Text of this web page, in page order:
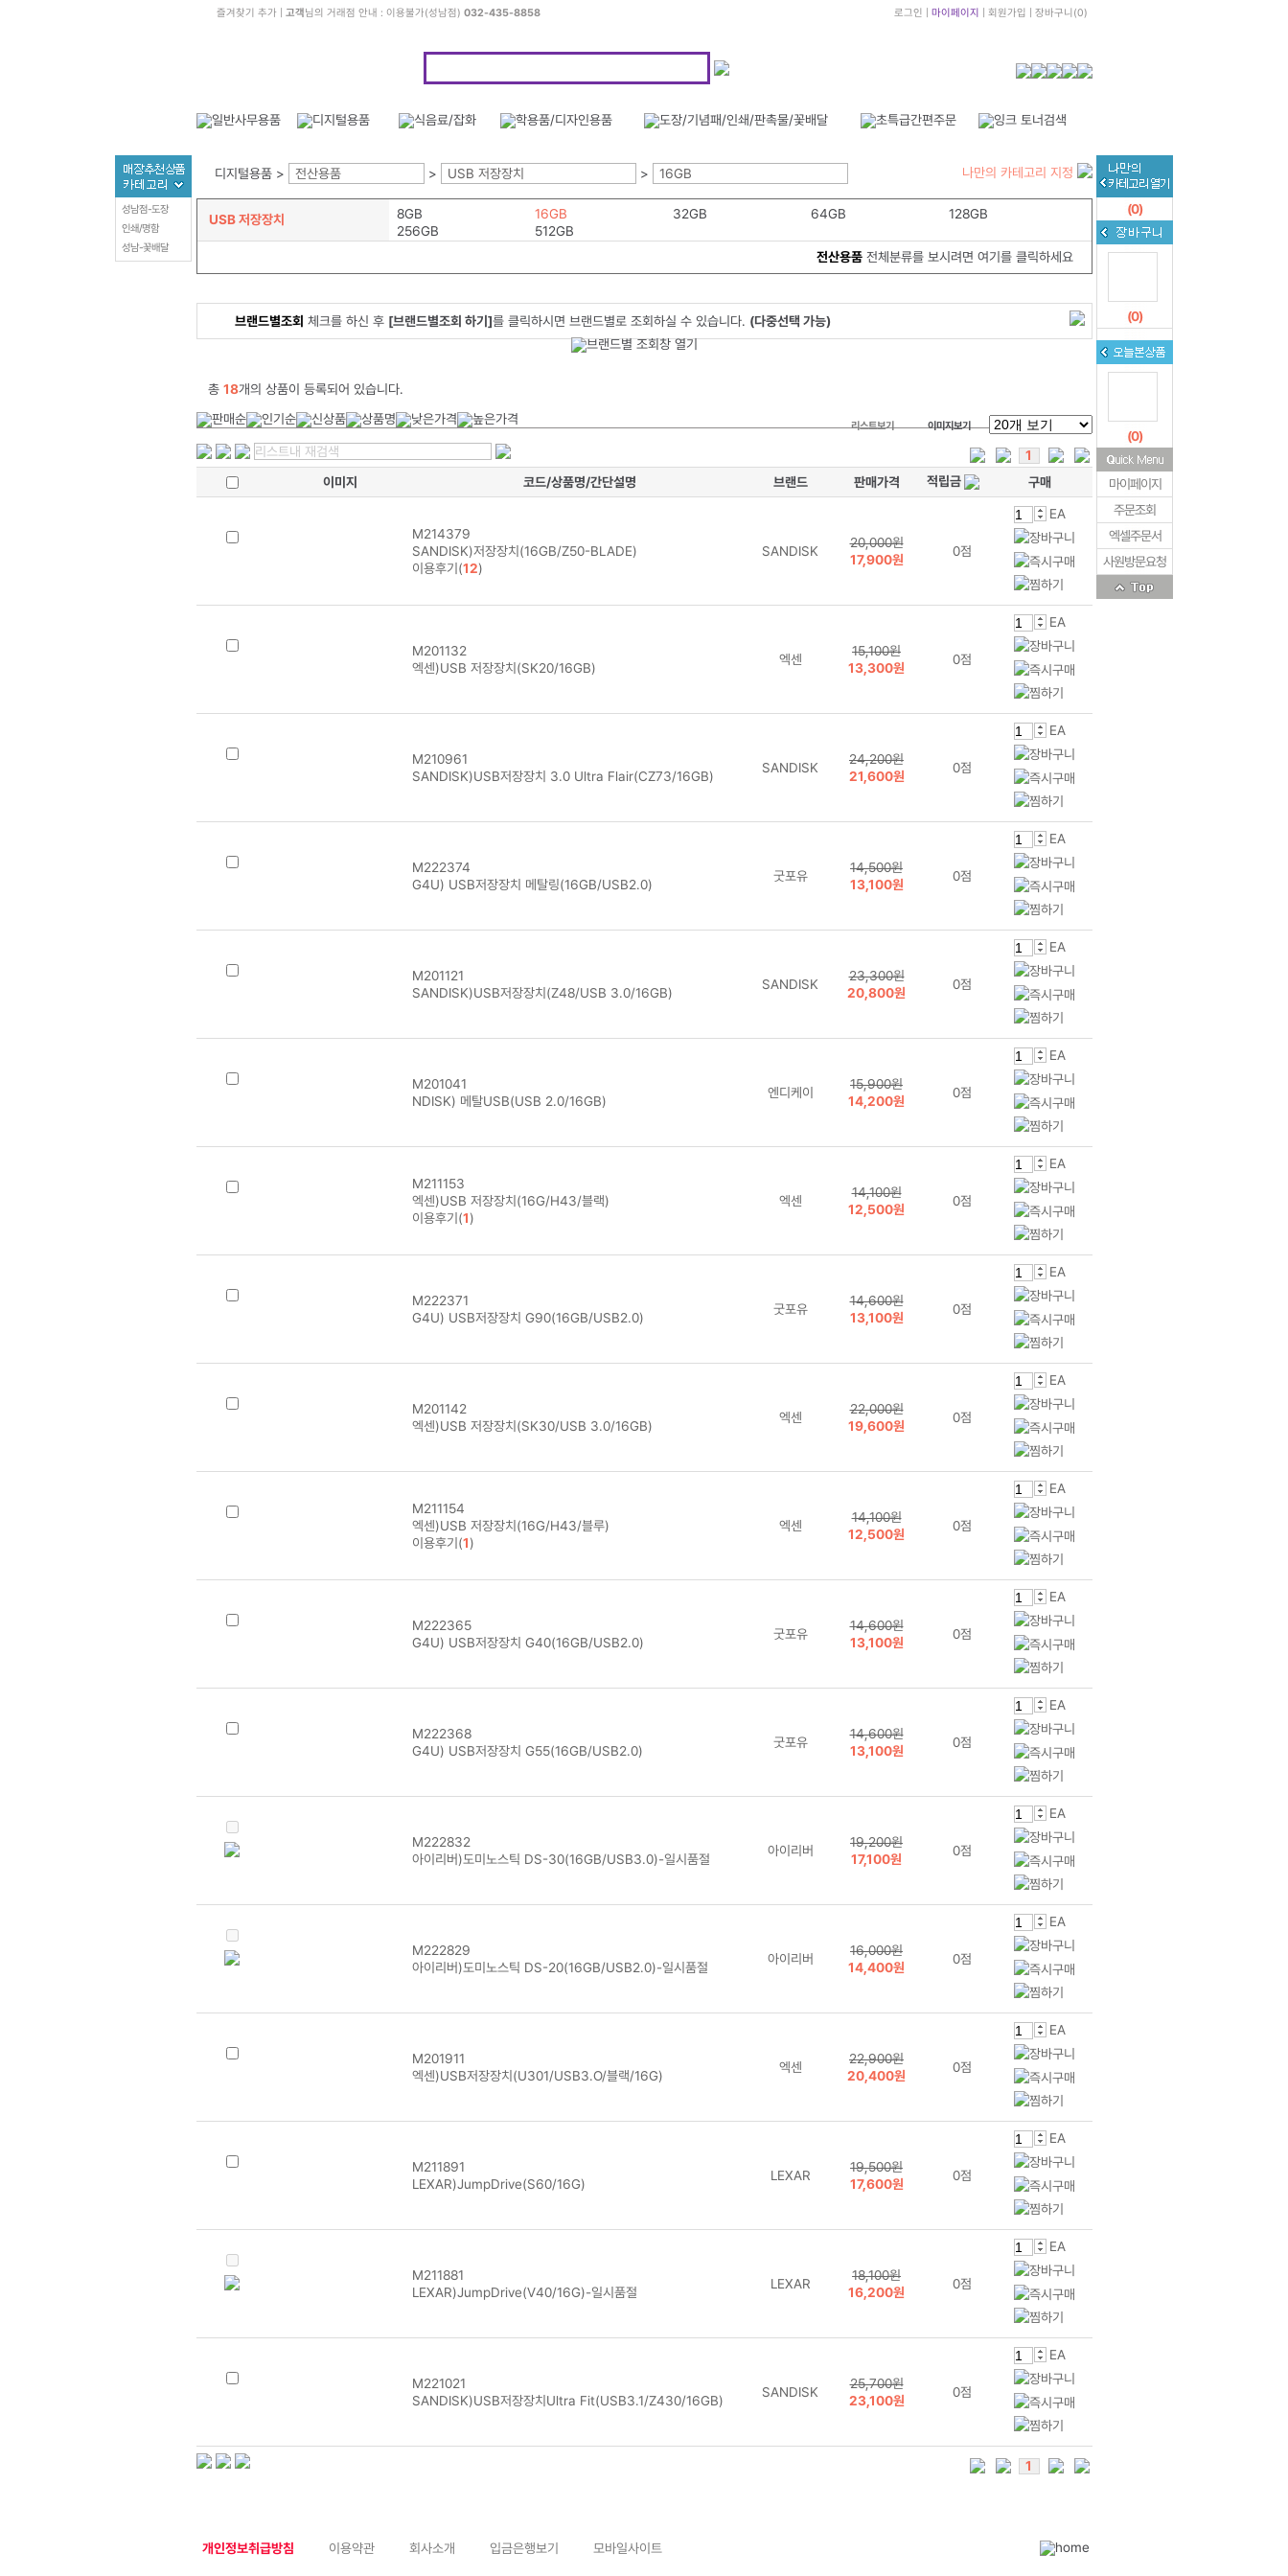
즐겨찾기 추가| 고객님의 거래점 안내 : 이용불가(성남점) 032-435-8858 로그인 마이페이지 회원가입 장바구니 (0)
디지털용품 > 전산용품 > USB 저장장치 > 16GB 나만의 카테고리 지정
USB 저장장치 8GB 16GB 32GB 64GB
128GB
256GB
512GB
전산용품전체분류를 보시려면 여기를 클릭하세요
브랜드별조회 체크를 하신 후 [브랜드별조회 하기]를 클릭하시면 브랜드별로 조회하실 수 있습니다. (다중선택 가능)
총 18개의 상품이 등록되어 있습니다.
리스트보기 이미지보기
1
이미지
코드/상품명/간단설명 브랜드 판매가격 적립금 구매
M214379
SANDISK)저장장치(16GB/Z50-BLADE)
이용후기(12)
SANDISK
20,000원
17,900원
0점
EA
M201132
엑센)USB 저장장치(SK20/16GB)
엑센
15,100원
13,300원
0점
EA
M210961
SANDISK)USB저장장치 3.0 Ultra Flair(CZ73/16GB)
SANDISK
24,200원
21,600원
0점
EA
M222374
G4U) USB저장장치 메탈링(16GB/USB2.0)
굿포유
14,500원
13,100원
0점
EA
M201121
SANDISK)USB저장장치(Z48/USB 3.0/16GB)
SANDISK
23,300원
20,800원
0점
EA
M201041
NDISK) 메탈USB(USB 2.0/16GB)
엔디케이
15,900원
14,200원
0점
EA
M211153
엑센)USB 저장장치(16G/H43/블랙)
이용후기(1)
엑센
14,100원
12,500원
0점
EA
M222371
G4U) USB저장장치 G90(16GB/USB2.0)
굿포유
14,600원
13,100원
0점
EA
M201142
엑센)USB 저장장치(SK30/USB 3.0/16GB)
엑센
22,000원
19,600원
0점
EA
M211154
엑센)USB 저장장치(16G/H43/블루)
이용후기(1)
엑센
14,100원
12,500원
0점
EA
M222365
G4U) USB저장장치 G40(16GB/USB2.0)
굿포유
14,600원
13,100원
0점
EA
M222368
G4U) USB저장장치 G55(16GB/USB2.0)
굿포유
14,600원
13,100원
0점
EA
M222832
아이리버)도미노스틱 DS-30(16GB/USB3.0)-일시품절
아이리버
19,200원
17,100원
0점
EA
M222829
아이리버)도미노스틱 DS-20(16GB/USB2.0)-일시품절
아이리버
16,000원
14,400원
0점
EA
M201911
엑센)USB저장장치(U301/USB3.O/블랙/16G)
엑센
22,900원
20,400원
0점
EA
M211891
LEXAR)JumpDrive(S60/16G)
LEXAR
19,500원
17,600원
0점
EA
M211881
LEXAR)JumpDrive(V40/16G)-일시품절
LEXAR
18,100원
16,200원
0점
EA
M221021
SANDISK)USB저장장치Ultra Fit(USB3.1/Z430/16GB)
SANDISK
25,700원
23,100원
0점
EA
1
성남점-도장
인쇄/명함
성남-꽃배달
(0)
(0)
(0)
마이페이지
주문조회
엑셀주문서
사원방문요청
개인정보취급방침 이용약관 회사소개 입금은행보기 모바일사이트